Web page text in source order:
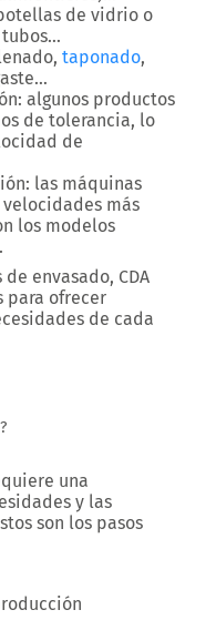
de vidrio o
tubos…
taponado,
: algunos productos
de tolerancia, lo
de
: las máquinas
más
los modelos
envasado, CDA
para ofrecer
de cada
una
y las
son los pasos